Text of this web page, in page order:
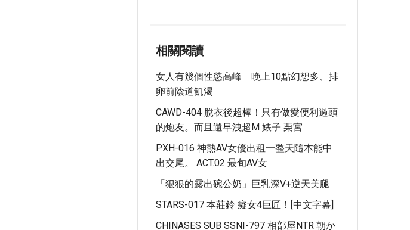
相關閱讀
女人有幾個性慾高峰 晚上10點幻想多、排
卵前陰道飢渴
CAWD-404 脫衣後超棒！只有做愛便利過頭
的炮友。而且還早洩超M 婊子 栗宮
PXH-016 神熱AV女優出租一整天隨本能中
出交尾。 ACT.02 最旬AV女
「狠狠的露出碗公奶」巨乳深V+逆天美腿
STARS-017 本莊鈴 癡女4巨匠！[中文字幕]
CHINASES SUB SSNI-797 相部屋NTR 朝か